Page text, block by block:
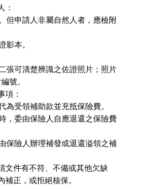
：
但申請人非屬自然人者，應檢附
影本。
張可清楚辨識之佐證照片；照片
號。
項：
為受領補助款並充抵保險費。
，委由保險人自應退還之保險費
保險人辦理補發或退還溢領之補
文件有不符、不備或其他欠缺
正，或拒絕核保。